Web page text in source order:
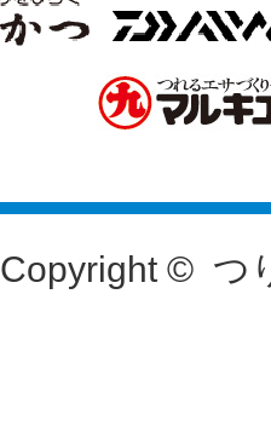
Copyright © つ